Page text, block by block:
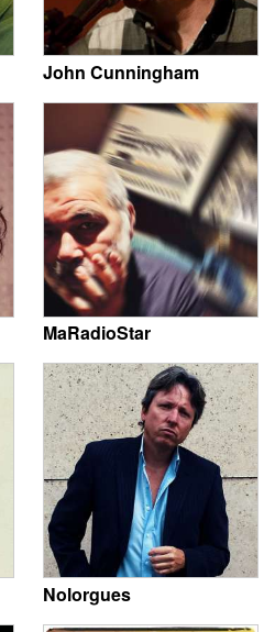
John Cunningham
MaRadioStar
Nolorgues